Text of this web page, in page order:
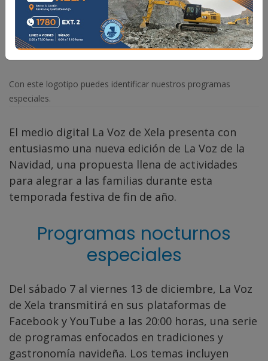
Con este logotipo puedes identificar nuestros programas
especiales.
El medio digital La Voz de Xela presenta con
entusiasmo una nueva edición de La Voz de la
Navidad, una propuesta llena de actividades
para alegrar a las familias durante esta
temporada festiva de fin de año.
Programas nocturnos
especiales
Del sábado 7 al viernes 13 de diciembre, La Voz
de Xela transmitirá en sus plataformas de
Facebook y YouTube a las 20:00 horas, una serie
de programas enfocados en tradiciones y
gastronomía navideña. Los temas incluyen